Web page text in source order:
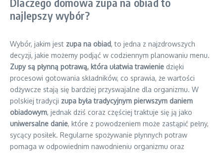
najlepszy wybór?
Wybór, jakim jest zupa na obiad, to jedna z najzdrowszych
decyzji, jakie możemy podjąć w codziennym planowaniu menu.
Zupy są płynną potrawą, która ułatwia trawienie dzięki
procesowi gotowania składników, co sprawia, że wartości
odżywcze stają się bardziej przyswajalne dla organizmu. W
polskiej tradycji zupa była tradycyjnym pierwszym daniem
obiadowym, jednak dziś coraz częściej traktuje się ją jako
uniwersalne danie, które z powodzeniem może zastąpić pełny,
sycący posiłek. Regularne spożywanie płynnych potraw
pomaga w odpowiednim nawodnieniu organizmu oraz